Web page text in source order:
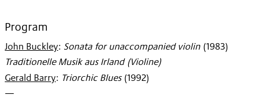
Program
John Buckley: Sonata for unaccompanied violin (1983)
Traditionelle Musik aus Irland (Violine)
Gerald Barry: Triorchic Blues (1992)
—